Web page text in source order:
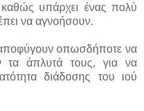
υπάρχει ένας πολύ
να αγνοήσουν.
οπωσδήποτε να
τα άπλυτά τους, για να
διάδοσης του ιού